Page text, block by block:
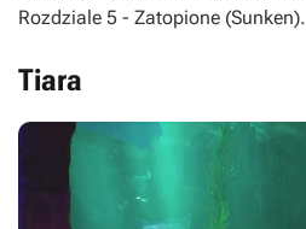
Rozdziale 5 - Zatopione (Sunken).
Tiara